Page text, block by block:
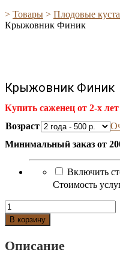
> Товары > Плодовые
Крыжовник Финик
Крыжовник Финик
Купить саженец от 2-х лет
Возраст
Минимальный заказ от
Включить
Стоимость
Количество
Крыжовник
Финик
В корзину
Описание